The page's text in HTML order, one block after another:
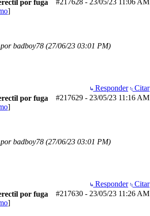
#217628 - 23/05/23 11:06 AM
por fuga
]
badboy78 (27/06/23 03:01 PM)
Responder
Citar
#217629 - 23/05/23 11:16 AM
por fuga
]
badboy78 (27/06/23 03:01 PM)
Responder
Citar
#217630 - 23/05/23 11:26 AM
por fuga
]